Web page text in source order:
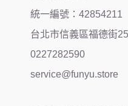
統一編號：42854211
台北市信義區福德街
0227282590
service@funyu.store